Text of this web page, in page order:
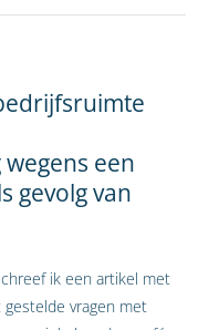
een
gevolg van
ik een artikel met
vragen met